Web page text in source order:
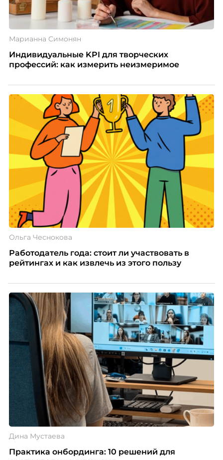
Марианна Симонян
Индивидуальные KPI для творческих
профессий: как измерить неизмеримое
Ольга Чеснокова
Работодатель года: стоит ли участвовать в
рейтингах и как извлечь из этого пользу
Дина Мустаева
Практика онбординга: 10 решений для